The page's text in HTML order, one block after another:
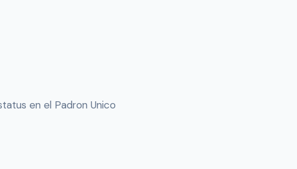
en el Padron Unico